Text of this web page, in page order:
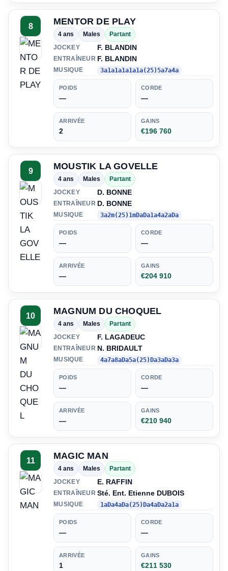
8 MENTOR DE PLAY
4 ans Males
Partant
JOCKEY
F. BLANDIN
ENTRAÎNEUR F. BLANDIN
MUSIQUE 3a1a1a1a1a1a(25)5a7a4a
POIDS
—
CORDE
—
ARRIVÉE
2
GAINS
€196 760
9 MOUSTIK LA GOVELLE
4 ans Males
Partant
JOCKEY
D. BONNE
ENTRAÎNEUR D. BONNE
MUSIQUE 3a2m(25)1mDaDa1a4a2aDa
POIDS
—
CORDE
—
ARRIVÉE
—
GAINS
€204 910
10 MAGNUM DU CHOQUEL
4 ans Males
Partant
JOCKEY
F. LAGADEUC
ENTRAÎNEUR N. BRIDAULT
MUSIQUE 4a7a8aDa5a(25)Da3aDa3a
POIDS
—
CORDE
—
ARRIVÉE
—
GAINS
€210 940
11 MAGIC MAN
4 ans Males
Partant
JOCKEY
E. RAFFIN
ENTRAÎNEUR Sté. Ent. Etienne DUBOIS
MUSIQUE 1aDa4aDa(25)Da4aDa2a1a
POIDS
—
CORDE
—
ARRIVÉE
1
GAINS
€211 530